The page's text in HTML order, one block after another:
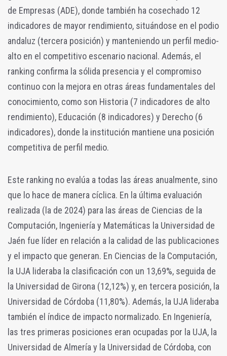
de Empresas (ADE), donde también ha cosechado 12
indicadores de mayor rendimiento, situándose en el podio
andaluz (tercera posición) y manteniendo un perfil medio-
alto en el competitivo escenario nacional. Además, el
ranking confirma la sólida presencia y el compromiso
continuo con la mejora en otras áreas fundamentales del
conocimiento, como son Historia (7 indicadores de alto
rendimiento), Educación (8 indicadores) y Derecho (6
indicadores), donde la institución mantiene una posición
competitiva de perfil medio.
Este ranking no evalúa a todas las áreas anualmente, sino
que lo hace de manera cíclica. En la última evaluación
realizada (la de 2024) para las áreas de Ciencias de la
Computación, Ingeniería y Matemáticas la Universidad de
Jaén fue líder en relación a la calidad de las publicaciones
y el impacto que generan. En Ciencias de la Computación,
la UJA lideraba la clasificación con un 13,69%, seguida de
la Universidad de Girona (12,12%) y, en tercera posición, la
Universidad de Córdoba (11,80%). Además, la UJA lideraba
también el índice de impacto normalizado. En Ingeniería,
las tres primeras posiciones eran ocupadas por la UJA, la
Universidad de Almería y la Universidad de Córdoba, con